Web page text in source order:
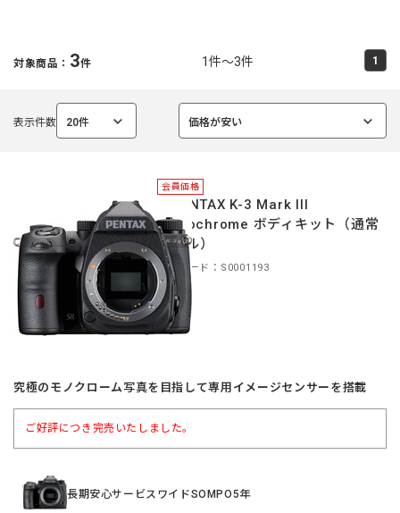
対象商品： 3件 1件～3件 1
表示件数 20件
選
価格が安い
選
会員価格
＊PENTAX K-3 Mark III
Monochrome ボディキット（通常
モデル）
商品コード：S0001193
究極のモノクローム写真を目指して専用イメージセンサーを搭載
ご好評につき完売いたしました。
長期安心サービスワイドSOMPO5年